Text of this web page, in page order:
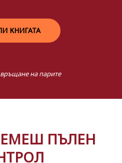
КНИГАТА
на парите​
ПЪЛЕН